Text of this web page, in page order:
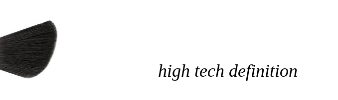
high tech definition